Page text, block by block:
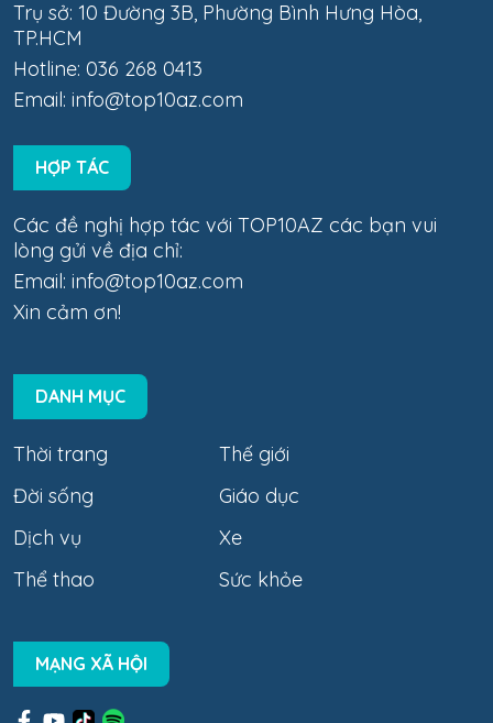
Trụ sở: 10 Đường 3B, Phường Bình Hưng Hòa,
TP.HCM
Hotline: 036 268 0413
Email: info@top10az.com
HỢP TÁC
Các đề nghị hợp tác với TOP10AZ các bạn vui
lòng gửi về địa chỉ:
Email: info@top10az.com
Xin cảm ơn!
DANH MỤC
Thời trang
Thế giới
Đời sống
Giáo dục
Dịch vụ
Xe
Thể thao
Sức khỏe
MẠNG XÃ HỘI